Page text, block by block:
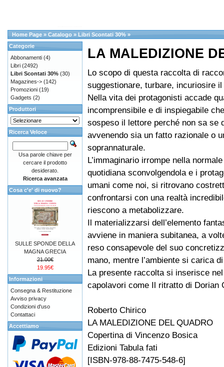
Home Page » Catalogo » Libri Scontati 30% »
LA MALEDIZIONE
Lo scopo di questa raccolta di
suggestionare, turbare, incuriosire
Nella vita dei protagonisti accade
incomprensibile e di inspiegabile
sospeso il lettore perché non sa se
avvenendo sia un fatto razionale o
soprannaturale.
L’immaginario irrompe nella
quotidiana sconvolgendola e i
umani come noi, si ritrovano
confrontarsi con una realtà
riescono a metabolizzare.
Il materializzarsi dell’elemento
avviene in maniera subitanea, a
reso consapevole del suo
mano, mentre l’ambiente si carica
La presente raccolta si inserisce
capolavori come Il ritratto di Dorian
Roberto Chirico
LA MALEDIZIONE DEL QUADRO
Copertina di Vincenzo Bosica
Edizioni Tabula fati
[ISBN-978-88-7475-548-6]
Categorie
Abbonamenti (4)
Libri (2492)
Libri Scontati 30% (30)
Magazines-> (142)
Promozioni (19)
Gadgets (2)
Produttori
Ricerca Veloce
Usa parole chiave per
cercare il prodotto
desiderato.
Ricerca avanzata
Cosa c'e' di nuovo?
SULLE SPONDE DELLA
MAGNA GRECIA
21.00€
19.95€
Informazioni
Consegna & Restituzione
Avviso privacy
Condizioni d'uso
Contattaci
Accettiamo